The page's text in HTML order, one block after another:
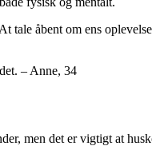
åbent om ens
– Anne, 34
men det er vigtigt at